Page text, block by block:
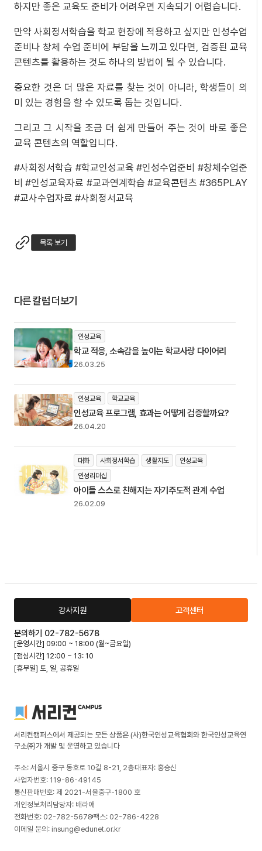
하지만 좋은 교육도 준비가 어려우면 지속되기 어렵습니다.
만약 사회정서학습을 학교 현장에 적용하고 싶지만 인성수업
준비나 창체 수업 준비에 부담을 느끼고 있다면, 검증된 교육
콘텐츠를 활용하는 것도 하나의 방법이 될 수 있습니다.
중요한 것은 더 많은 자료를 찾는 것이 아니라, 학생들이 의
미 있는 경험을 할 수 있도록 돕는 것입니다.
그리고 그 시작을 조금 더 쉽게 만들어 주는 것이 바로 좋은
교육 콘텐츠의 역할입니다.
#사회정서학습 #학교인성교육 #인성수업준비 #창체수업준
비 #인성교육자료 #교과연계학습 #교육콘텐츠 #365PLAY
#교사수업자료 #사회정서교육
목록 보기
다른 칼럼 더보기
인성교육
학교 적응, 소속감을 높이는 학교사랑 다이어리
26.03.25
인성교육 학교교육
인성교육 프로그램, 효과는 어떻게 검증할까요?
26.04.20
대화 사회정서학습 생활지도
인성교육
인성리더십
아이들 스스로 친해지는 자기주도적 관계 수업
26.02.09
강사지원 고객센터
문의하기 02-782-5678
[운영시간] 09:00 ~ 18:00 (월~금요일)
[점심시간] 12:00 ~ 13: 10
[휴무일] 토, 일, 공휴일
서리컨캠퍼스에서 제공되는 모든 상품은 (사)한국인성교육협회와 한국인성교육연
구소㈜가 개발 및 운영하고 있습니다
주소: 서울시 중구 동호로 10길 8-21, 2층대표자: 홍승신
사업자번호: 119-86-49145
통신판매번호: 제 2021-서울중구-1800 호
개인정보처리담당자: 배라애
전화번호: 02-782-5678팩스: 02-786-4228
이메일 문의: insung@edunet.or.kr